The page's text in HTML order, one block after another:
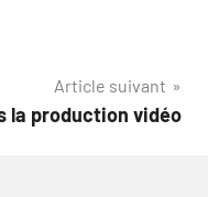
Article suivant
la production vidéo